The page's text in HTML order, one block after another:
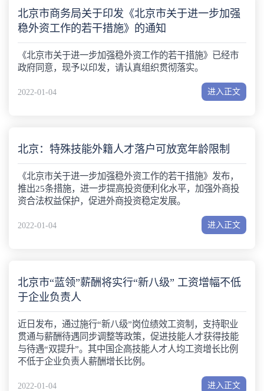
北京市商务局关于印发《北京市关于进一步加强
稳外资工作的若干措施》的通知
《北京市关于进一步加强稳外资工作的若干措施》已经市
政府同意，现予以印发，请认真组织贯彻落实。
2022-01-04 进入正文
北京：特殊技能外籍人才落户可放宽年龄限制
《北京市关于进一步加强稳外资工作的若干措施》发布，
推出25条措施，进一步提高投资便利化水平，加强外商投
资合法权益保护，促进外商投资稳定发展。
2022-01-04 进入正文
北京市“蓝领”薪酬将实行“新八级” 工资增幅不低
于企业负责人
近日发布，通过施行“新八级”岗位绩效工资制，支持职业
贯通与薪酬待遇同步调整等政策，促进技能人才获得技能
与待遇“双提升”。其中国企高技能人才人均工资增长比例
不低于企业负责人薪酬增长比例。
2022-01-04 进入正文